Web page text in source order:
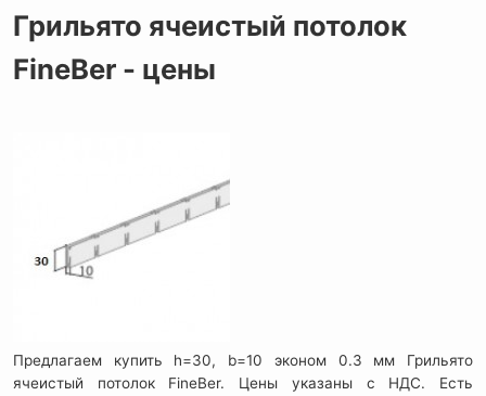
Грильято ячеистый потолок
FineBer - цены
Предлагаем купить h=30, b=10 эконом 0.3 мм Грильято
ячеистый потолок FineBer. Цены указаны с НДС. Есть